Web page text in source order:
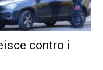
contro i